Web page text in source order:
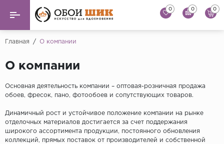
Назад
Виниловые обои
Andrea Rossi
AS Creation
Bernardo
Флизелиновые обои
Фрески
0 0 0
Главная / О компании
О компании
Основная деятельность компании – оптовая-розничная продажа
обоев, фресок, пано, фотообоев и сопутствующих товаров.
Динамичный рост и устойчивое положение компании на рынке
отделочных материалов достигается за счет поддержания
широкого ассортимента продукции, постоянного обновления
коллекций, прямых поставок от производителей и собственной